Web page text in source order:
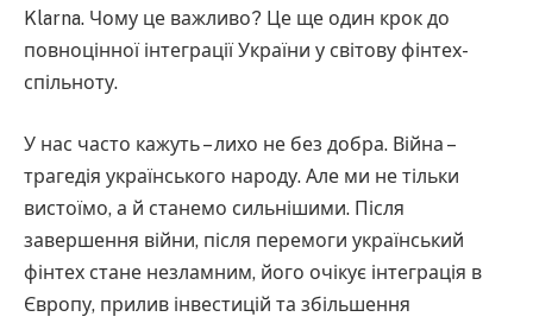
Klarna. Чому це важливо? Це ще один крок до
повноцінної інтеграції України у світову фінтех-
спільноту.
У нас часто кажуть – лихо не без добра. Війна –
трагедія українського народу. Але ми не тільки
вистоїмо, а й станемо сильнішими. Після
завершення війни, після перемоги український
фінтех стане незламним, його очікує інтеграція в
Європу, прилив інвестицій та збільшення